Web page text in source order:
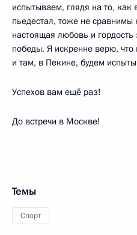
испытываем, глядя на то, как
пьедестал, тоже не сравнимы
настоящая любовь и гордость
победы. Я искренне верю,
и там, в Пекине, будем
Успехов вам ещё раз!
До встречи в Москве!
Темы
Спорт